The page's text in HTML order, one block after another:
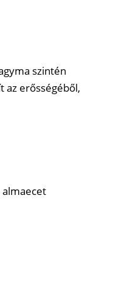
szintén
az erősségéből,
almaecet